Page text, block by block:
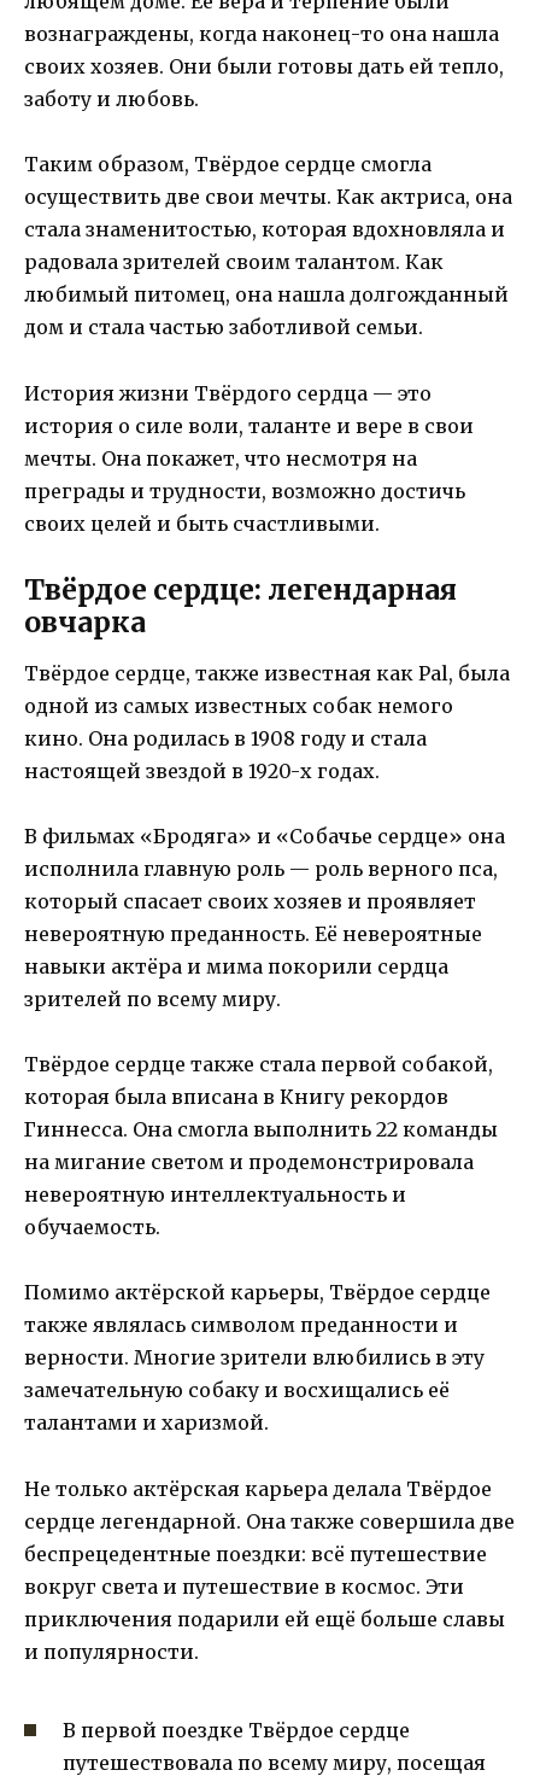
вознаграждены, когда наконец-то она нашла
своих хозяев. Они были готовы дать ей тепло,
заботу и любовь.
Таким образом, Твёрдое сердце смогла
осуществить две свои мечты. Как актриса, она
стала знаменитостью, которая вдохновляла и
радовала зрителей своим талантом. Как
любимый питомец, она нашла долгожданный
дом и стала частью заботливой семьи.
История жизни Твёрдого сердца — это
история о силе воли, таланте и вере в свои
мечты. Она покажет, что несмотря на
преграды и трудности, возможно достичь
своих целей и быть счастливыми.
Твёрдое сердце: легендарная
овчарка
Твёрдое сердце, также известная как Pal, была
одной из самых известных собак немого
кино. Она родилась в 1908 году и стала
настоящей звездой в 1920-х годах.
В фильмах «Бродяга» и «Собачье сердце» она
исполнила главную роль — роль верного пса,
который спасает своих хозяев и проявляет
невероятную преданность. Её невероятные
навыки актёра и мима покорили сердца
зрителей по всему миру.
Твёрдое сердце также стала первой собакой,
которая была вписана в Книгу рекордов
Гиннесса. Она смогла выполнить 22 команды
на мигание светом и продемонстрировала
невероятную интеллектуальность и
обучаемость.
Помимо актёрской карьеры, Твёрдое сердце
также являлась символом преданности и
верности. Многие зрители влюбились в эту
замечательную собаку и восхищались её
талантами и харизмой.
Не только актёрская карьера делала Твёрдое
сердце легендарной. Она также совершила две
беспрецедентные поездки: всё путешествие
вокруг света и путешествие в космос. Эти
приключения подарили ей ещё больше славы
и популярности.
В первой поездке Твёрдое сердце
путешествовала по всему миру, посещая